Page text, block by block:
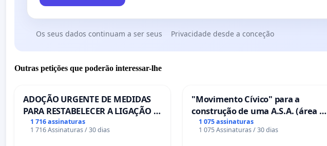
Os seus dados continuam a ser seus Privacidade desde a conceção
Outras petições que poderão interessar-lhe
ADOÇÃO URGENTE DE MEDIDAS
PARA RESTABELECER A LIGAÇÃO -
PONTE RS-129
1 716 assinaturas
1 716 Assinaturas / 30 dias
"Movimento Cívico" para a
construção de uma A.S.A. (área de
serviços para autocaravanas) em
Coimbra
1 075 assinaturas
1 075 Assinaturas / 30 dias